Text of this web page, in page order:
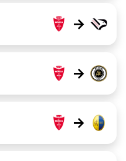
→
→
→